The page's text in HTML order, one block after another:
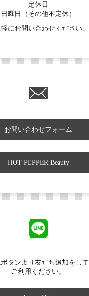
定休日
日曜日（その他不定休）
にお問い合わせください。
お問い合わせフォーム
HOT PEPPER Beauty
タンより友だち追加をして
ご利用ください。